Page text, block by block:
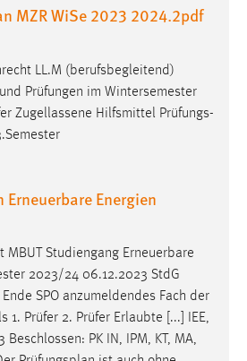
MZR WiSe 2023 2024.2pdf
LL.M (berufsbegleitend)
Prüfungen im Wintersemester
Zugellassene Hilfsmittel Prüfungs-
Energien
MBUT Studiengang Erneuerbare
2023/24 06.12.2023 StdG
SPO anzumeldendes Fach der
1. Prüfer 2. Prüfer Erlaubte [...] IEE,
Beschlossen: PK IN, IPM, KT, MA,